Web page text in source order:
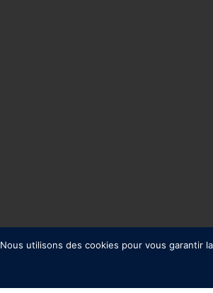
Nous utilisons des cookies pour vous garantir